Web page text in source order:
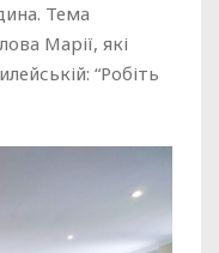
Тема
Марії, які
“Робіть